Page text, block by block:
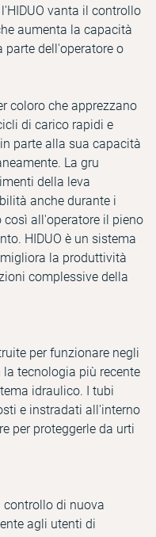
vanta il controllo
aumenta la capacità
parte dell'operatore o
coloro che apprezzano
di carico rapidi e
parte alla sua capacità
La gru
della leva
anche durante i
all'operatore il pieno
HIDUO è un sistema
la produttività
complessive della
per funzionare negli
tecnologia più recente
idraulico. I tubi
e instradati all'interno
per proteggerle da urti
controllo di nuova
agli utenti di